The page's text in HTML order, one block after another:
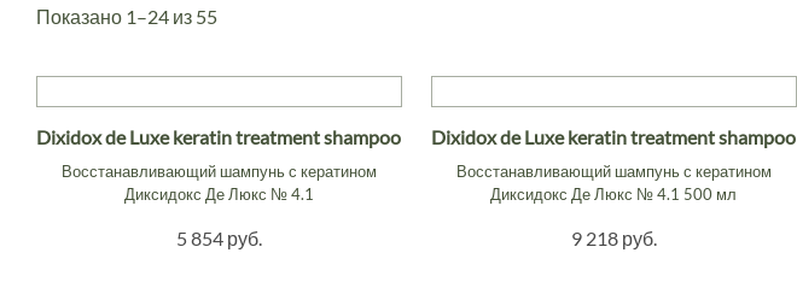
Показано 1–24 из 55
Dixidox de Luxe keratin treatment shampoo
Восстанавливающий шампунь с кератином
Диксидокс Де Люкс № 4.1
5 854 руб.
Dixidox de Luxe keratin treatment shampoo
Восстанавливающий шампунь с кератином
Диксидокс Де Люкс № 4.1 500 мл
9 218 руб.